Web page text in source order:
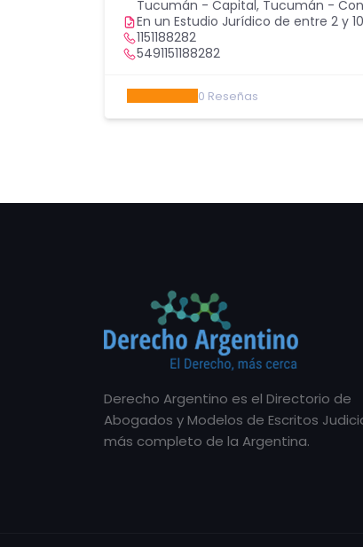
Tucumán - Capital, Tucumán -
En un Estudio Jurídico de entre 2 y
1151188282
5491151188282
0 Reseñas
Derecho Argentino es el Directorio de
Abogados y Modelos de Escritos
más completo de la Argentina.